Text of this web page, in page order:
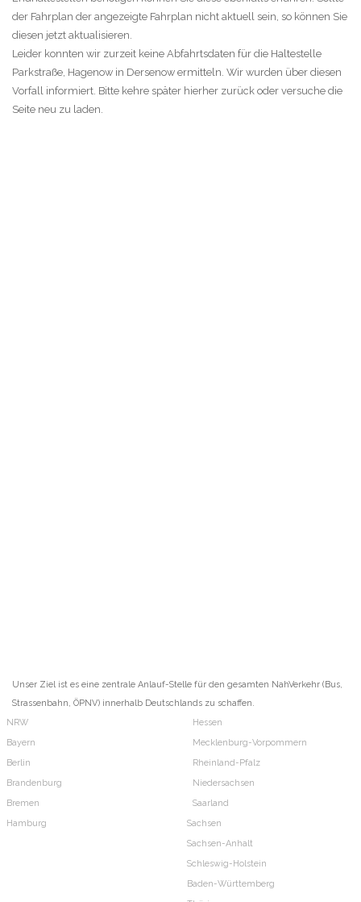
der Fahrplan der angezeigte Fahrplan nicht aktuell sein, so können Sie
diesen jetzt aktualisieren.
Leider konnten wir zurzeit keine Abfahrtsdaten für die Haltestelle
Parkstraße, Hagenow in Dersenow ermitteln. Wir wurden über diesen
Vorfall informiert. Bitte kehre später hierher zurück oder versuche die
Seite neu zu laden.
Unser Ziel ist es eine zentrale Anlauf-Stelle für den gesamten NahVerkehr (Bus,
Strassenbahn, ÖPNV) innerhalb Deutschlands zu schaffen.
NRW
Bayern
Berlin
Brandenburg
Bremen
Hamburg
Hessen
Mecklenburg-Vorpommern
Rheinland-Pfalz
Niedersachsen
Saarland
Sachsen
Sachsen-Anhalt
Schleswig-Holstein
Baden-Württemberg